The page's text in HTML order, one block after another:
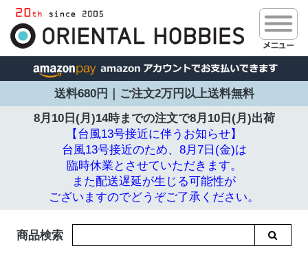
送料680円｜ご注文2万円以上送料無料
8月10日(月)14時までの注文で8月10日(月)出荷
【台風13号接近に伴うお知らせ】
台風13号接近のため、8月7日(金)は
臨時休業とさせていただきます。
また配送遅延が生じる可能性が
ございますのでどうぞご了承ください。
商品検索